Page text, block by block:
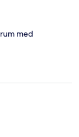
med